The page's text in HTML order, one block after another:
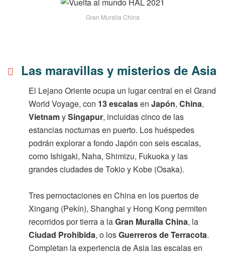
Gran Muralla China
Las maravillas y misterios de Asia
El Lejano Oriente ocupa un lugar central en el Grand
World Voyage, con 13 escalasen Japón, China,
VietnamySingapur, incluidas cinco de las
estancias nocturnas en puerto. Los huéspedes
podrán explorar a fondo Japón con seis escalas,
como Ishigaki, Naha, Shimizu, Fukuoka y las
grandes ciudades de Tokio y Kobe (Osaka).
Tres pernoctaciones en China en los puertos de
Xingang (Pekín), Shanghai y Hong Kong permiten
recorridos por tierra a laGran Muralla China, la
Ciudad Prohibida, o losGuerreros de Terracota.
Completan la experiencia de Asia las escalas en